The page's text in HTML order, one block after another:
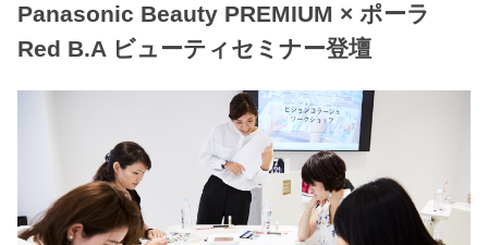
Panasonic Beauty PREMIUM × ポーラ
Red B.A ビューティセミナー登壇